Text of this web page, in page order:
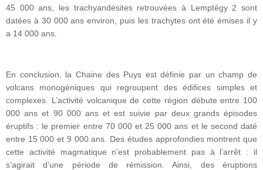
45 000 ans, les trachyandésites retrouvées à Lemptégy 2 sont
datées à 30 000 ans environ, puis les trachytes ont été émises il y
a 14 000 ans.
En conclusion, la Chaine des Puys est définie par un champ de
volcans monogéniques qui regroupent des édifices simples et
complexes. L’activité volcanique de cette région débute entre 100
000 ans et 90 000 ans et est suivie par deux grands épisodes
éruptifs : le premier entre 70 000 et 25 000 ans et le second daté
entre 15 000 et 9 000 ans. Des études approfondies montrent que
cette activité magmatique n’est probablement pas à l’arrêt : il
s’agirait d’une période de rémission. Ainsi, des éruptions